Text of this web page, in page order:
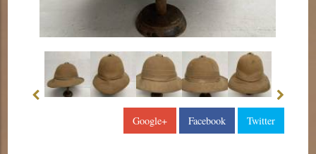
Google+ Facebook Twitter